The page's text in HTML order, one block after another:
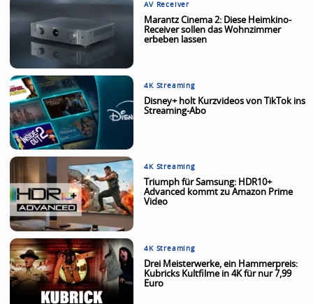
AV Receiver
Marantz Cinema 2: Diese Heimkino-
Receiver sollen das Wohnzimmer
erbeben lassen
4K Streaming
Disney+ holt Kurzvideos von TikTok ins
Streaming-Abo
4K Streaming
Triumph für Samsung: HDR10+
Advanced kommt zu Amazon Prime
Video
4K Streaming
Drei Meisterwerke, ein Hammerpreis:
Kubricks Kultfilme in 4K für nur 7,99
Euro